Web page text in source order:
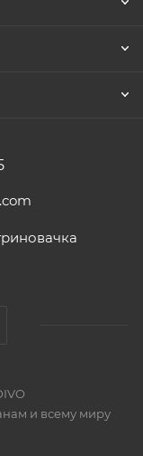
и всему миру